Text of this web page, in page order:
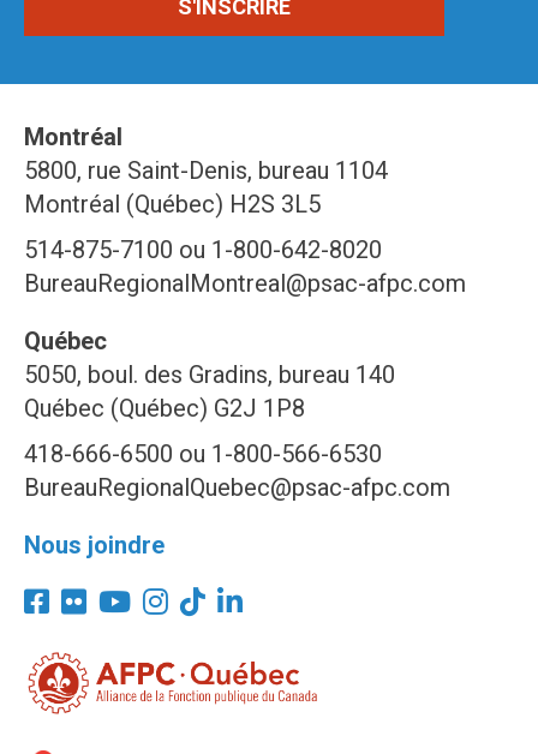
Montréal
5800, rue Saint-Denis, bureau 1104
Montréal (Québec) H2S 3L5
514-875-7100 ou 1-800-642-8020
BureauRegionalMontreal@psac-afpc.com
Québec
5050, boul. des Gradins, bureau 140
Québec (Québec) G2J 1P8
418-666-6500 ou 1-800-566-6530
BureauRegionalQuebec@psac-afpc.com
Nous joindre